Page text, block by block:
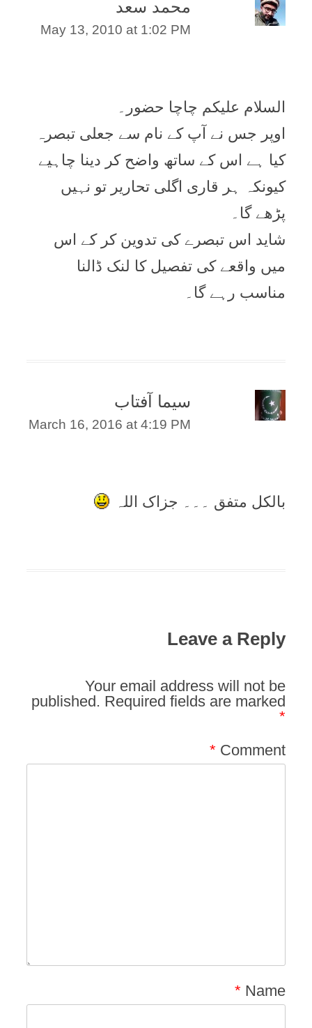
محمد سعد
May 13, 2010 at 1:02 PM
السلام علیکم چاچا حضور۔
اوپر جس نے آپ کے نام سے جعلی تبصرہ
کیا ہے اس کے ساتھ واضح کر دینا چاہیے
کیونکہ ہر قاری اگلی تحاریر تو نہیں
پڑھے گا۔
شاید اس تبصرے کی تدوین کر کے اس
میں واقعے کی تفصیل کا لنک ڈالنا
مناسب رہے گا۔
سیما آفتاب
March 16, 2016 at 4:19 PM
بالکل متفق ۔۔۔ جزاک اللہ
Leave a Reply
Your email address will not be
published. Required fields are marked
*
Comment
*
Name
*